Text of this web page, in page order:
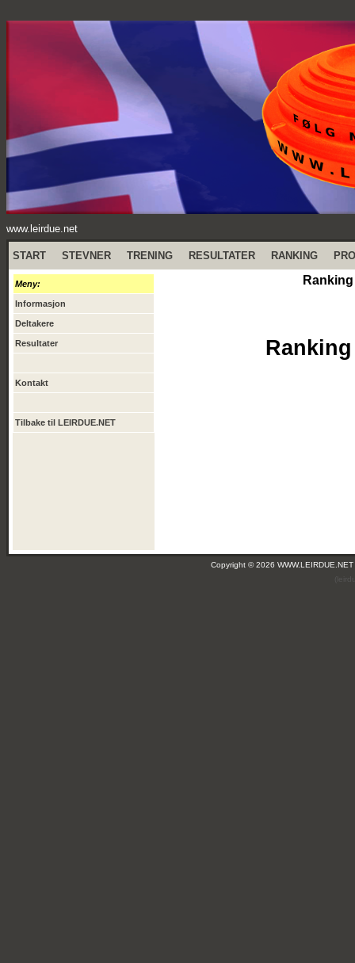
www.leirdue.net
START STEVNER TRENING RESULTATER RANKING
Meny:
Informasjon
Deltakere
Resultater
Kontakt
Tilbake til LEIRDUE.NET
Copyright © 2026